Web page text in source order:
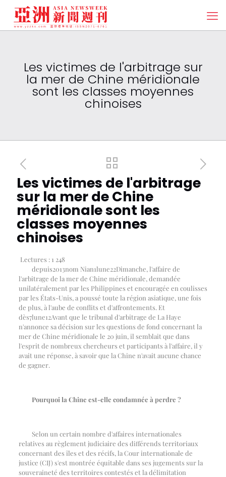
Les victimes de l'arbitrage sur
la mer de Chine méridionale
sont les classes moyennes
chinoises
Les victimes de l'arbitrage
sur la mer de Chine
méridionale sont les
classes moyennes
chinoises
Lectures : 1 248
depuis2013nom Nian1lune22Dimanche, l'affaire de
l'arbitrage de la mer de Chine méridionale, demandée
unilatéralement par les Philippines et encouragée en coulisses
par les États-Unis, a poussé toute la région asiatique, une fois
de plus, à l'aube de conflits et d'affrontements. Et
dès7lune12Avant que le tribunal d'arbitrage de La Haye
n'annonce sa décision sur les questions de fond concernant la
mer de Chine méridionale le 20 juin, il semblait que dans
l'esprit de nombreux chercheurs et participants à l'affaire, il y
avait une réponse, à savoir que la Chine n'avait aucune chance
de gagner.
Pourquoi la Chine est-elle condamnée à perdre ?
Selon un certain nombre d'affaires internationales
relatives au règlement judiciaire des différends territoriaux
concernant des îles et des récifs, la Cour internationale de
justice (CIJ) s'est montrée équitable dans ses jugements sur la
souveraineté des territoires contestés et la délimitation